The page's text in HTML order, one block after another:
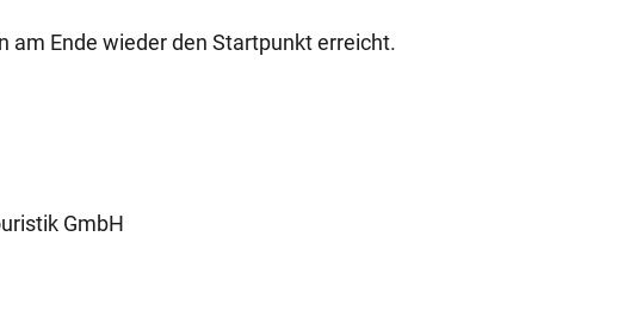
am Ende wieder den Startpunkt erreicht.
GmbH